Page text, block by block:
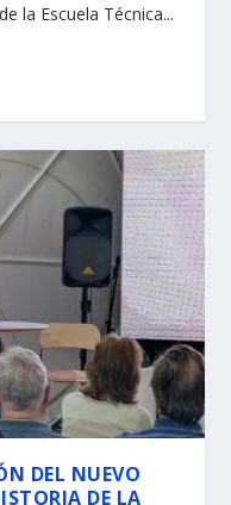
la Escuela Técnica...
DEL NUEVO
DE LA